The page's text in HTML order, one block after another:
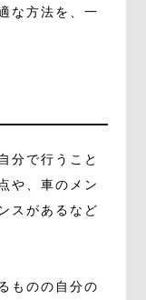
な方法を、一
分で行うこと
や、車のメン
スがあるなど
ものの自分の